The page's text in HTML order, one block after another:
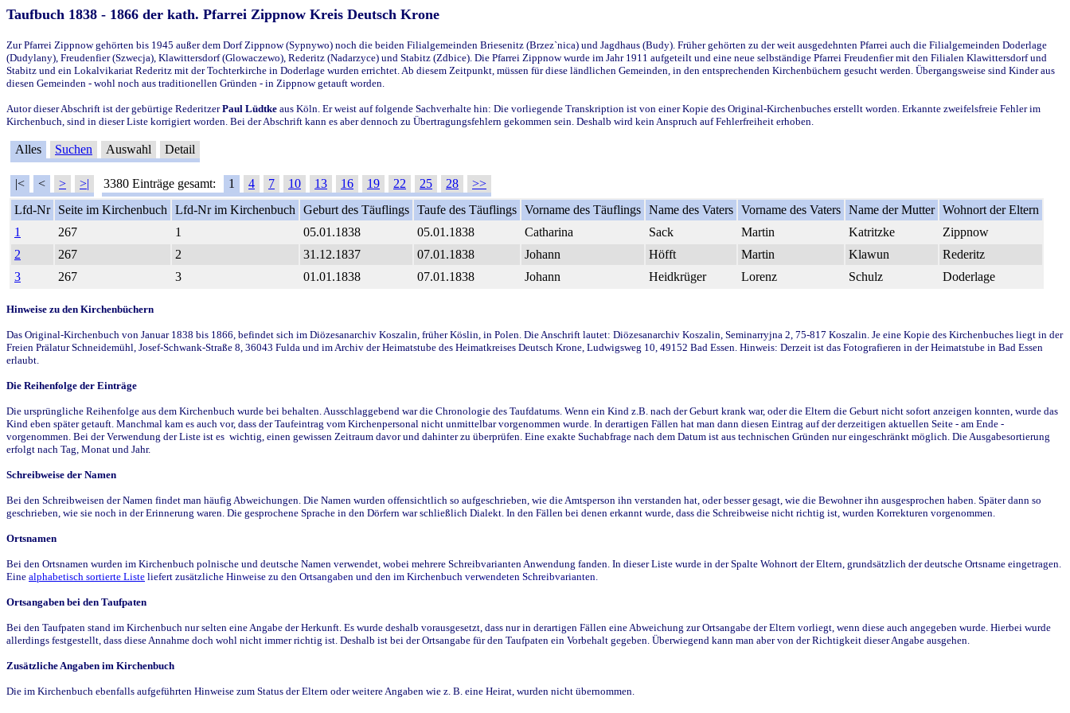
Taufbuch 1838 - 1866 der kath. Pfarrei Zippnow Kreis Deutsch Krone
Zur Pfarrei Zippnow gehörten bis 1945 außer dem Dorf Zippnow (Sypnywo) noch die beiden Filialgemeinden Briesenitz (Brzez`nica) und Jagdhaus (Budy). Früher gehörten zu der weit ausgedehnten Pfarrei auch die Filialgemeinden Doderlage
(Dudylany), Freudenfier (Szwecja), Klawittersdorf (Glowaczewo), Rederitz (Nadarzyce) und Stabitz (Zdbice). Die Pfarrei Zippnow wurde im Jahr 1911 aufgeteilt und eine neue selbständige Pfarrei Freudenfier mit den Filialen Klawittersdorf und
Stabitz und ein Lokalvikariat Rederitz mit der Tochterkirche in Doderlage wurden errichtet. Ab diesem Zeitpunkt, müssen für diese ländlichen Gemeinden, in den entsprechenden Kirchenbüchern gesucht werden. Übergangsweise sind Kinder aus
diesen Gemeinden - wohl noch aus traditionellen Gründen - in Zippnow getauft worden.
Autor dieser Abschrift ist der gebürtige RederitzerPaul Lüdtke aus Köln. Er weist auf folgende Sachverhalte hin: Die vorliegende Transkription ist von einer Kopie des Original-Kirchenbuches erstellt worden. Erkannte zweifelsfreie Fehler im
Kirchenbuch, sind in dieser Liste korrigiert worden. Bei der Abschrift kann es aber dennoch zu Übertragungsfehlern gekommen sein. Deshalb wird kein Anspruch auf Fehlerfreiheit erhoben.
Alles Suchen Auswahl Detail
|< < > >| 3380 Einträge gesamt: 1 4 7 10 13 16 19 22 25 28
>>
Lfd-Nr
Seite im Kirchenbuch Lfd-Nr im Kirchenbuch Geburt des Täuflings Taufe des Täuflings Vorname des Täuflings Name des Vaters Vorname des Vaters Name der Mutter Wohnort der Eltern
1
267 1 05.01.1838 05.01.1838 Catharina Sack Martin Katritzke
Zippnow
2
267 2 31.12.1837 07.01.1838 Johann Höfft Martin Klawun
Rederitz
3
267 3 01.01.1838 07.01.1838 Johann Heidkrüger Lorenz Schulz Doderlage
Hinweise zu den Kirchenbüchern
Das Original-Kirchenbuch von Januar 1838 bis 1866, befindet sich im Diözesanarchiv Koszalin, früher Köslin, in Polen. Die Anschrift lautet: Diözesanarchiv Koszalin, Seminarryjna 2, 75-817 Koszalin. Je eine Kopie des Kirchenbuches liegt in der
Freien Prälatur Schneidemühl, Josef-Schwank-Straße 8, 36043 Fulda und im Archiv der Heimatstube des Heimatkreises Deutsch Krone, Ludwigsweg 10, 49152 Bad Essen. Hinweis: Derzeit ist das Fotografieren in der Heimatstube in Bad Essen
erlaubt.
Die Reihenfolge der Einträge
Die ursprüngliche Reihenfolge aus dem Kirchenbuch wurde bei behalten. Ausschlaggebend war die Chronologie des Taufdatums. Wenn ein Kind z.B. nach der Geburt krank war, oder die Eltern die Geburt nicht sofort anzeigen konnten, wurde das
Kind eben später getauft. Manchmal kam es auch vor, dass der Taufeintrag vom Kirchenpersonal nicht unmittelbar vorgenommen wurde. In derartigen Fällen hat man dann diesen Eintrag auf der derzeitigen aktuellen Seite - am Ende -
vorgenommen. Bei der Verwendung der Liste ist es wichtig, einen gewissen Zeitraum davor und dahinter zu überprüfen. Eine exakte Suchabfrage nach dem Datum ist aus technischen Gründen nur eingeschränkt möglich. Die Ausgabesortierung
erfolgt nach Tag, Monat und Jahr.
Schreibweise der Namen
Bei den Schreibweisen der Namen findet man häufig Abweichungen. Die Namen wurden offensichtlich so aufgeschrieben, wie die Amtsperson ihn verstanden hat, oder besser gesagt, wie die Bewohner ihn ausgesprochen haben. Später dann so
geschrieben, wie sie noch in der Erinnerung waren. Die gesprochene Sprache in den Dörfern war schließlich Dialekt. In den Fällen bei denen erkannt wurde, dass die Schreibweise nicht richtig ist, wurden Korrekturen vorgenommen.
Ortsnamen
Bei den Ortsnamen wurden im Kirchenbuch polnische und deutsche Namen verwendet, wobei mehrere Schreibvarianten Anwendung fanden. In dieser Liste wurde in der Spalte Wohnort der Eltern, grundsätzlich der deutsche Ortsname eingetragen.
Eine alphabetisch sortierte Liste liefert zusätzliche Hinweise zu den Ortsangaben und den im Kirchenbuch verwendeten Schreibvarianten.
Ortsangaben bei den Taufpaten
Bei den Taufpaten stand im Kirchenbuch nur selten eine Angabe der Herkunft. Es wurde deshalb vorausgesetzt, dass nur in derartigen Fällen eine Abweichung zur Ortsangabe der Eltern vorliegt, wenn diese auch angegeben wurde. Hierbei wurde
allerdings festgestellt, dass diese Annahme doch wohl nicht immer richtig ist. Deshalb ist bei der Ortsangabe für den Taufpaten ein Vorbehalt gegeben. Überwiegend kann man aber von der Richtigkeit dieser Angabe ausgehen.
Zusätzliche Angaben im Kirchenbuch
Die im Kirchenbuch ebenfalls aufgeführten Hinweise zum Status der Eltern oder weitere Angaben wie z. B. eine Heirat, wurden nicht übernommen.